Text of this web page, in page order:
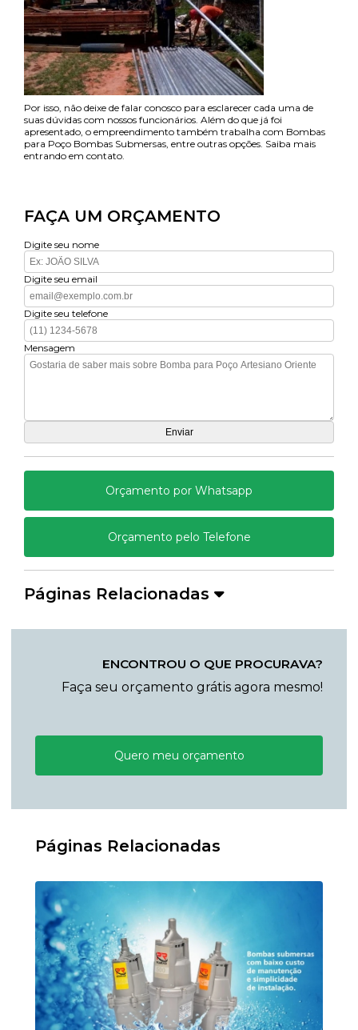
Por isso, não deixe de falar conosco para esclarecer cada uma de
suas dúvidas com nossos funcionários. Além do que já foi
apresentado, o empreendimento também trabalha com Bombas
para Poço Bombas Submersas, entre outras opções. Saiba mais
entrando em contato.
FAÇA UM ORÇAMENTO
Digite seu nome
Digite seu email
Digite seu telefone
Mensagem
Orçamento por Whatsapp
Orçamento pelo Telefone
Páginas Relacionadas
ENCONTROU O QUE PROCURAVA?
Faça seu orçamento grátis agora mesmo!
Quero meu orçamento
Páginas Relacionadas